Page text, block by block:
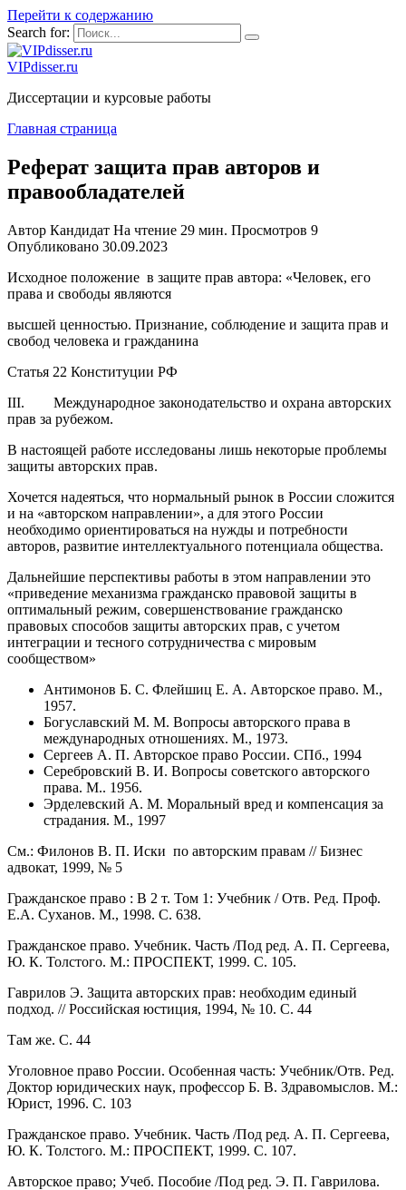
Перейти к содержанию
Search for:
VIPdisser.ru
Диссертации и курсовые работы
Главная страница
Реферат защита прав авторов и
правообладателей
Автор Кандидат На чтение 29 мин. Просмотров 9
Опубликовано 30.09.2023
Исходное положение в защите прав автора: «Человек, его
права и свободы являются
высшей ценностью. Признание, соблюдение и защита прав и
свобод человека и гражданина
Статья 22 Конституции РФ
III. Международное законодательство и охрана авторских
прав за рубежом.
В настоящей работе исследованы лишь некоторые проблемы
защиты авторских прав.
Хочется надеяться, что нормальный рынок в России сложится
и на «авторском направлении», а для этого России
необходимо ориентироваться на нужды и потребности
авторов, развитие интеллектуального потенциала общества.
Дальнейшие перспективы работы в этом направлении это
«приведение механизма гражданско правовой защиты в
оптимальный режим, совершенствование гражданско
правовых способов защиты авторских прав, с учетом
интеграции и тесного сотрудничества с мировым
сообществом»
Антимонов Б. С. Флейшиц Е. А. Авторское право. М.,
1957.
Богуславский М. М. Вопросы авторского права в
международных отношениях. М., 1973.
Сергеев А. П. Авторское право России. СПб., 1994
Серебровский В. И. Вопросы советского авторского
права. М.. 1956.
Эрделевский А. М. Моральный вред и компенсация за
страдания. М., 1997
См.: Филонов В. П. Иски по авторским правам // Бизнес
адвокат, 1999, № 5
Гражданское право : В 2 т. Том 1: Учебник / Отв. Ред. Проф.
Е.А. Суханов. М., 1998. С. 638.
Гражданское право. Учебник. Часть /Под ред. А. П. Сергеева,
Ю. К. Толстого. М.: ПРОСПЕКТ, 1999. С. 105.
Гаврилов Э. Защита авторских прав: необходим единый
подход. // Российская юстиция, 1994, № 10. С. 44
Там же. С. 44
Уголовное право России. Особенная часть: Учебник/Отв. Ред.
Доктор юридических наук, профессор Б. В. Здравомыслов. М.:
Юрист, 1996. С. 103
Гражданское право. Учебник. Часть /Под ред. А. П. Сергеева,
Ю. К. Толстого. М.: ПРОСПЕКТ, 1999. С. 107.
Авторское право; Учеб. Пособие /Под ред. Э. П. Гаврилова.